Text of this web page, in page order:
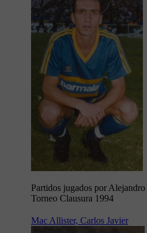
Partidos jugados por
Torneo Clausura 1994
Mac Allister, Carlos Javier